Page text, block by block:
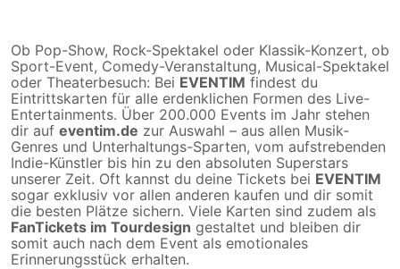
Ob Pop-Show, Rock-Spektakel oder Klassik-Konzert, ob
Sport-Event, Comedy-Veranstaltung, Musical-Spektakel
oder Theaterbesuch: Bei EVENTIM findest du
Eintrittskarten für alle erdenklichen Formen des Live-
Entertainments. Über 200.000 Events im Jahr stehen
dir auf eventim.de zur Auswahl – aus allen Musik-
Genres und Unterhaltungs-Sparten, vom aufstrebenden
Indie-Künstler bis hin zu den absoluten Superstars
unserer Zeit. Oft kannst du deine Tickets bei EVENTIM
sogar exklusiv vor allen anderen kaufen und dir somit
die besten Plätze sichern. Viele Karten sind zudem als
FanTickets im Tourdesign gestaltet und bleiben dir
somit auch nach dem Event als emotionales
Erinnerungsstück erhalten.